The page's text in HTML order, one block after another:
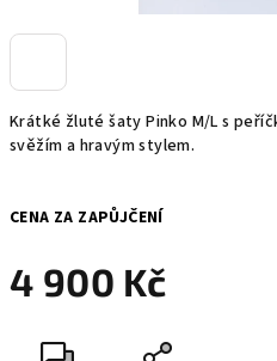
Krátké žluté šaty Pinko M/L s
svěžím a hravým stylem.
4 900 Kč
cena:
CENA ZA ZAPŮJČENÍ